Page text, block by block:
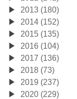
2013 (180)
2014 (152)
2015 (135)
2016 (104)
2017 (136)
2018 (73)
2019 (237)
2020 (229)